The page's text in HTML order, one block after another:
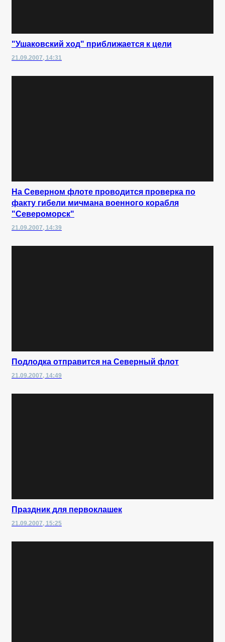
"Ушаковский ход" приближается к цели
21.09.2007, 14:31
На Северном флоте проводится проверка по
факту гибели мичмана военного корабля
"Североморск"
21.09.2007, 14:39
Подлодка отправится на Северный флот
21.09.2007, 14:49
Праздник для первоклашек
21.09.2007, 15:25